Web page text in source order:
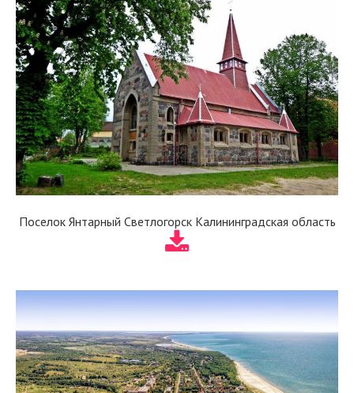
Поселок Янтарный Светлогорск Калининградская область